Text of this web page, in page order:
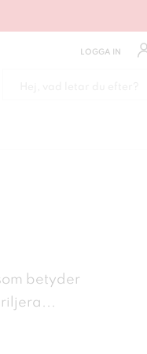
LOGGA IN
betyder
...